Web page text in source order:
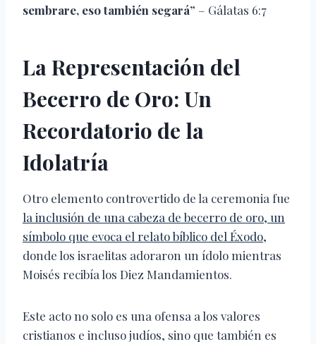
sembrare, eso también segará” – Gálatas 6:7
La Representación del
Becerro de Oro: Un
Recordatorio de la
Idolatría
Otro elemento controvertido de la ceremonia fue
la inclusión de una cabeza de becerro de oro, un
símbolo que evoca el relato bíblico del Éxodo,
donde los israelitas adoraron un ídolo mientras
Moisés recibía los Diez Mandamientos.
Este acto no solo es una ofensa a los valores
cristianos e incluso judíos, sino que también es